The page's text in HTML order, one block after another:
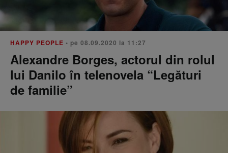
HAPPY PEOPLE • pe 08.09.2020 la 11:27
Alexandre Borges, actorul din rolul
lui Danilo în telenovela “Legături
de familie”